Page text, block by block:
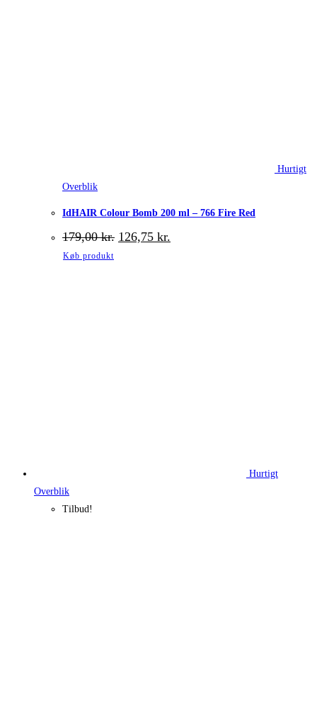
Hurtigt
Overblik
IdHAIR Colour Bomb 200 ml – 766 Fire Red
179,00kr. Den
oprindelige
126,75 kr.
aktuelle
Køb produkt
Hurtigt
Overblik
Tilbud!